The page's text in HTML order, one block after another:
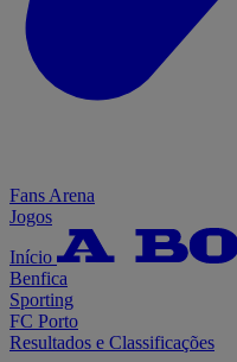
Fans Arena
Jogos
Início
Benfica
Sporting
FC Porto
Resultados e Classificações